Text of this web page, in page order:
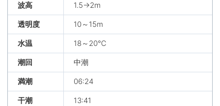
波高 1.5→2m
透明度 10～15m
水温 18～20℃
潮回 中潮
満潮 06:24
干潮 13:41